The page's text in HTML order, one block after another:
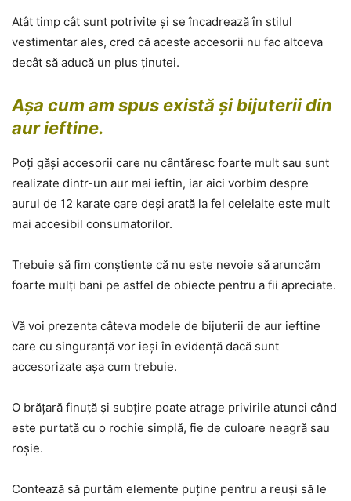
Atât timp cât sunt potrivite și se încadrează în stilul
vestimentar ales, cred că aceste accesorii nu fac altceva
decât să aducă un plus ținutei.
Așa cum am spus există și bijuterii din
aur ieftine.
Poți găși accesorii care nu cântăresc foarte mult sau sunt
realizate dintr-un aur mai ieftin, iar aici vorbim despre
aurul de 12 karate care deși arată la fel celelalte este mult
mai accesibil consumatorilor.
Trebuie să fim conștiente că nu este nevoie să aruncăm
foarte mulți bani pe astfel de obiecte pentru a fii apreciate.
Vă voi prezenta câteva modele de bijuterii de aur ieftine
care cu singuranță vor ieși în evidență dacă sunt
accesorizate așa cum trebuie.
O brățară finuță și subțire poate atrage privirile atunci când
este purtată cu o rochie simplă, fie de culoare neagră sau
roșie.
Contează să purtăm elemente puține pentru a reuși să le